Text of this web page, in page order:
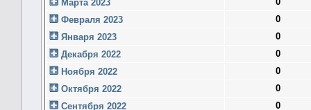
Марта 2023
Февраля 2023
0
Января 2023
0
Декабря 2022
0
Ноября 2022
0
Октября 2022
0
Сентября 2022
0